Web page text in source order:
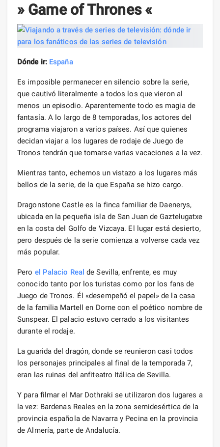
» Game of Thrones «
Dónde ir: España
Es imposible permanecer en silencio sobre la serie,
que cautivó literalmente a todos los que vieron al
menos un episodio. Aparentemente todo es magia de
fantasía. A lo largo de 8 temporadas, los actores del
programa viajaron a varios países. Así que quienes
decidan viajar a los lugares de rodaje de Juego de
Tronos tendrán que tomarse varias vacaciones a la vez.
Mientras tanto, echemos un vistazo a los lugares más
bellos de la serie, de la que España se hizo cargo.
Dragonstone Castle es la finca familiar de Daenerys,
ubicada en la pequeña isla de San Juan de Gaztelugatxe
en la costa del Golfo de Vizcaya. El lugar está desierto,
pero después de la serie comienza a volverse cada vez
más popular.
Pero el Palacio Real de Sevilla, enfrente, es muy
conocido tanto por los turistas como por los fans de
Juego de Tronos. Él «desempeñó el papel» de la casa
de la familia Martell en Dorne con el poético nombre de
Sunspear. El palacio estuvo cerrado a los visitantes
durante el rodaje.
La guarida del dragón, donde se reunieron casi todos
los personajes principales al final de la temporada 7,
eran las ruinas del anfiteatro Itálica de Sevilla.
Y para filmar el Mar Dothraki se utilizaron dos lugares a
la vez: Bardenas Reales en la zona semidesértica de la
provincia española de Navarra y Pecina en la provincia
de Almería, parte de Andalucía.